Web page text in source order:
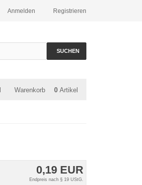
Registrieren
Anmelden
SUCHEN
Warenkorb 0 Artikel
0,19 EUR
Endpreis nach § 19 UStG.